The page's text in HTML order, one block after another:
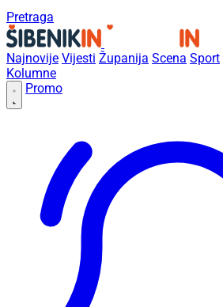
Pretraga
Najnovije Vijesti Županija Scena Sport
Kolumne
Promo